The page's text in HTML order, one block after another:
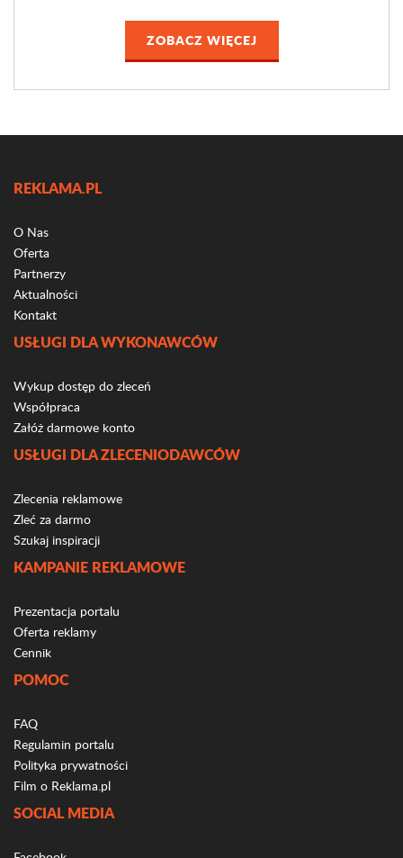
ZOBACZ WIĘCEJ
REKLAMA.PL
O Nas
Oferta
Partnerzy
Aktualności
Kontakt
USŁUGI DLA WYKONAWCÓW
Wykup dostęp do zleceń
Współpraca
Załóż darmowe konto
USŁUGI DLA ZLECENIODAWCÓW
Zlecenia reklamowe
Zleć za darmo
Szukaj inspiracji
KAMPANIE REKLAMOWE
Prezentacja portalu
Oferta reklamy
Cennik
POMOC
FAQ
Regulamin portalu
Polityka prywatności
Film o Reklama.pl
SOCIAL MEDIA